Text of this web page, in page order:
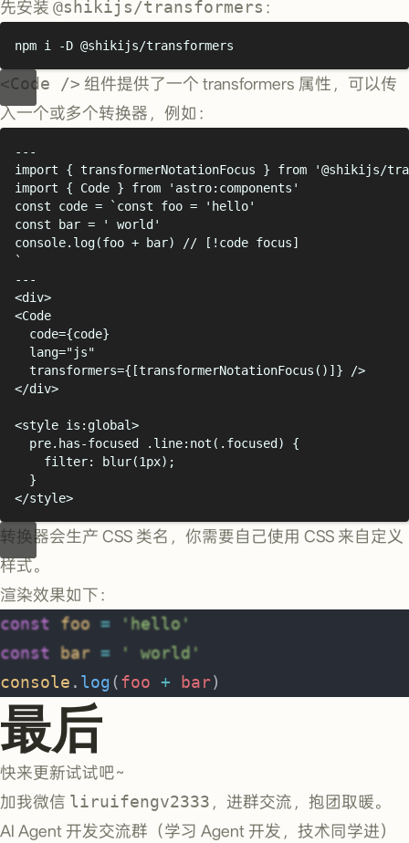
先安装 @shikijs/transformers ：
npm i -D @shikijs/transformers
<Code /> 组件提供了一个 transformers 属性，可以传
入一个或多个转换器，例如：
---
import
{ transformerNotationFocus } from '@shikijs/
import
{ Code } from ' astro:components '
const code = ` const foo = 'hello'
const bar = ' world'
console.log(foo + bar) // [!code focus]
`
---
<div>
<Code
code={code}
lang="js"
transformers={ [transformerNotationFocus ()] } />
</div>
<style is:global>
pre. has-focused . line: not (. focused )
{
filter: blur(1px);
}
</style>
转换器会生产 CSS 类名，你需要自己使用 CSS 来自定义
样式。
渲染效果如下：
const foo = 'hello'
const bar = ' world'
console . log(foo + bar)
最后
快来更新试试吧~
加我微信 liruifengv2333 ，进群交流，抱团取暖。
AI Agent 开发交流群（学习 Agent 开发，技术同学进）